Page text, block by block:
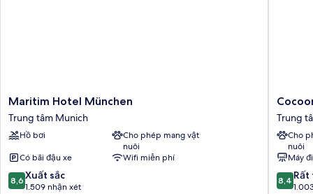
Maritim
Hotel
München
Trung
Munich
Maritim Hotel München
Trung tâm Munich
Hồ bơi
Cho phép mang vật
nuôi
Có bãi đậu xe
Wifi miễn phí
8.6
trên
8,6 Xuất sắc
1.509 nhận xét
Cocoon
Stachus
Trung
tâm
Munich
Trung
Cho
nuôi
Máy
8.4
trên
8,4 Rất